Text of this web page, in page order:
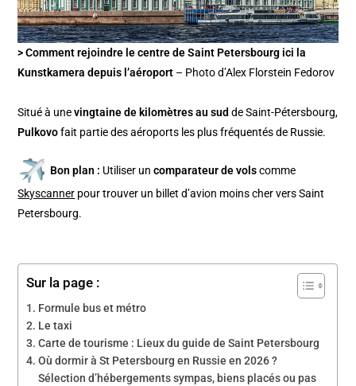
> Comment rejoindre le centre de Saint Petersbourg ici la
Kunstkamera depuis l’aéroport – Photo d’Alex Florstein Fedorov
Situé à unevingtaine de kilomètres au sud de Saint-Pétersbourg,
Pulkovofait partie des aéroports les plus fréquentés de Russie.
Bon plan : Utiliser uncomparateur de volscomme
Skyscanner pour trouver un billet d’avion moins cher vers Saint
Petersbourg.
Sur la page :
Formule bus et métro
Le taxi
Carte de tourisme : Lieux du guide de Saint Petersbourg
Où dormir à St Petersbourg en Russie en 2026 ?
Sélection d’hébergements sympas, biens placés ou pas